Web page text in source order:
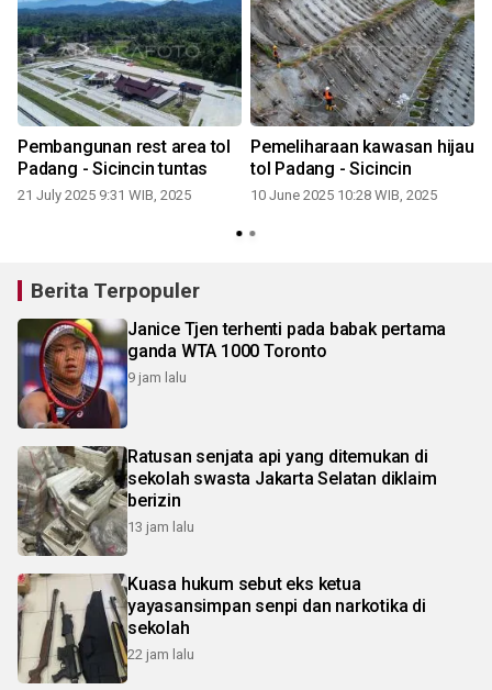
Pembangunan rest area tol
Padang - Sicincin tuntas
21 July 2025 9:31 WIB, 2025
Pemeliharaan kawasan hijau
tol Padang - Sicincin
10 June 2025 10:28 WIB, 2025
Berita Terpopuler
Janice Tjen terhenti pada babak pertama
ganda WTA 1000 Toronto
9 jam lalu
Ratusan senjata api yang ditemukan di
sekolah swasta Jakarta Selatan diklaim
berizin
13 jam lalu
Kuasa hukum sebut eks ketua
yayasansimpan senpi dan narkotika di
sekolah
22 jam lalu